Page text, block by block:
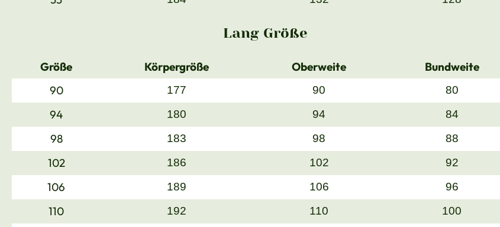
Lang Größe
Größe Körpergröße Oberweite
Bundweite
90
177 90 80
94 180 94 84
98 183 98 88
102 186 102 92
106 189 106 96
110 192 110 100